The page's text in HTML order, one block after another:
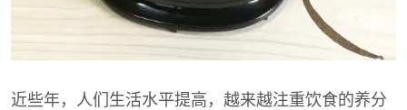
近些年，人们生活水平提高，越来越注重饮食的养分